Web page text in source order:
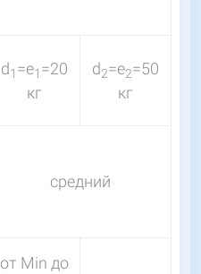
d1 =e1 =20
кг
d2=e2=50
кг
средний
от Мin до